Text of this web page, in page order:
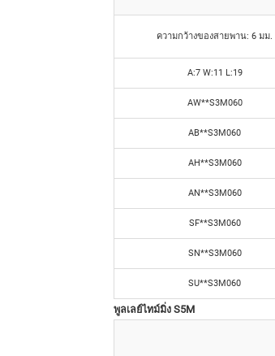
ความกว้างของสายพาน: 6 มม.
A:7 W:11 L:19
AW**S3M060
AB**S3M060
AH**S3M060
AN**S3M060
SF**S3M060
SN**S3M060
SU**S3M060
พูลเลย์ไทม์มิ่ง S5M